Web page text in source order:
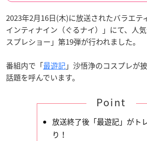
2023年2月16日(木)に放送されたバラエテ
インティナイン（ぐるナイ）」にて、人
スプレショー」第19弾が行われました。
番組内で「最遊記」沙悟浄のコスプレが
話題を呼んでいます。
Point
放送終了後「最遊記」がト
り！